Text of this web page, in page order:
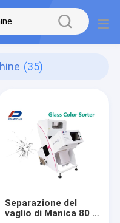
(35)
Separazione del
vaglio di Manica 80 e